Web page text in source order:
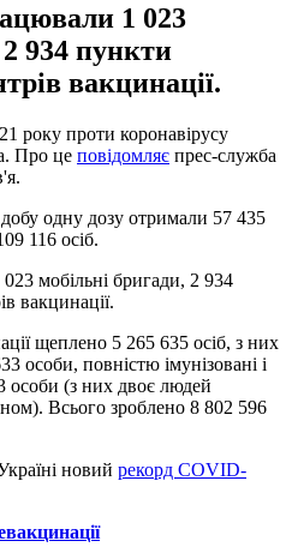
1 023
934 пункти
вакцинації.
року проти коронавірусу
Про це повідомляє прес-служба
одну дозу отримали 57 435
116 осіб.
мобільні бригади, 2 934
вакцинації.
щеплено 5 265 635 осіб, з них
особи, повністю імунізовані і
особи (з них двоє людей
Всього зроблено 8 802 596
новий рекорд COVID-